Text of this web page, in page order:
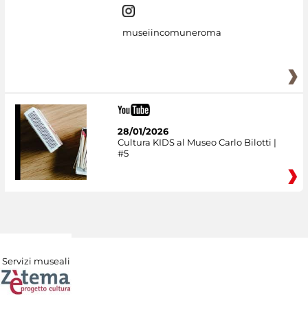
museiincomuneroma
28/01/2026
Cultura KIDS al Museo Carlo Bilotti |
#5
Servizi museali